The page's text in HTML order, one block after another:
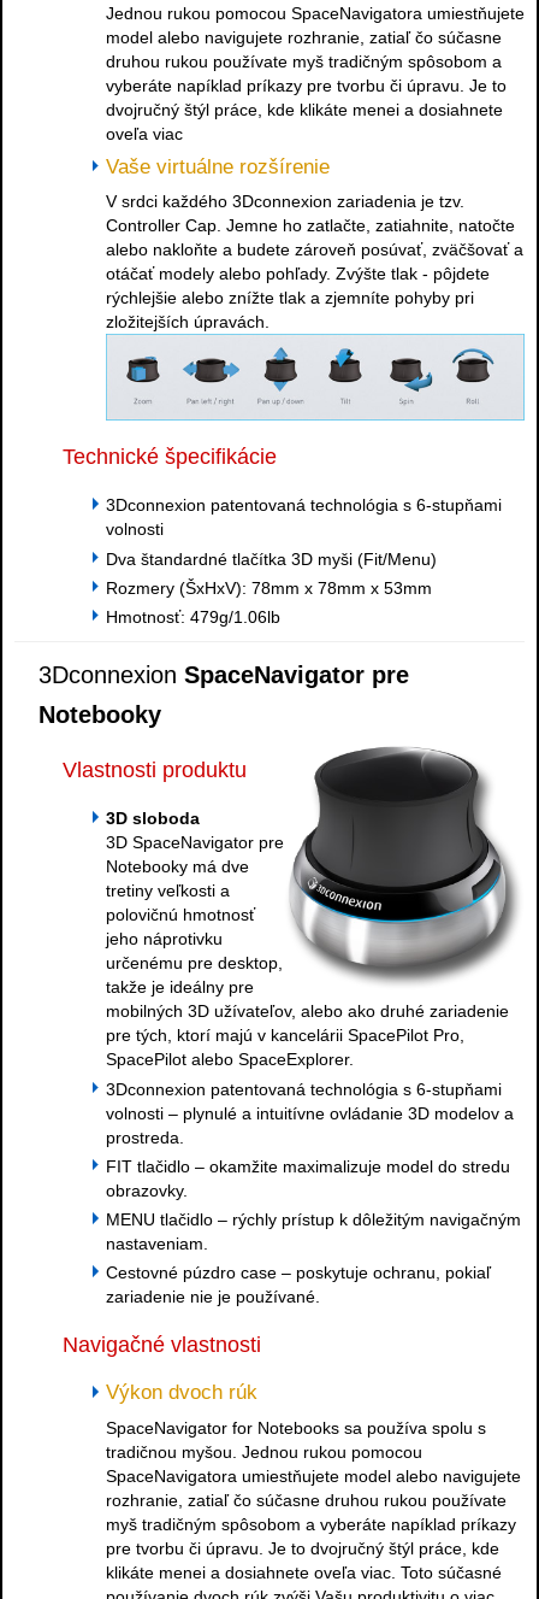
Jednou rukou pomocou SpaceNavigatora umiestňujete
model alebo navigujete rozhranie, zatiaľ čo súčasne
druhou rukou používate myš tradičným spôsobom a
vyberáte napíklad príkazy pre tvorbu či úpravu. Je to
dvojručný štýl práce, kde klikáte menei a dosiahnete
oveľa viac
Vaše virtuálne rozšírenie
V srdci každého 3Dconnexion zariadenia je tzv.
Controller Cap. Jemne ho zatlačte, zatiahnite, natočte
alebo nakloňte a budete zároveň posúvať, zväčšovať a
otáčať modely alebo pohľady. Zvýšte tlak - pôjdete
rýchlejšie alebo znížte tlak a zjemníte pohyby pri
zložitejších úpravách.
Technické špecifikácie
3Dconnexion patentovaná technológia s 6-stupňami
volnosti
Dva štandardné tlačítka 3D myši (Fit/Menu)
Rozmery (ŠxHxV): 78mm x 78mm x 53mm
Hmotnosť: 479g/1.06lb
3Dconnexion SpaceNavigator pre
Notebooky
Vlastnosti produktu
3D sloboda
3D SpaceNavigator pre
Notebooky má dve
tretiny veľkosti a
polovičnú hmotnosť
jeho náprotivku
určenému pre desktop,
takže je ideálny pre
mobilných 3D užívateľov, alebo ako druhé zariadenie
pre tých, ktorí majú v kancelárii SpacePilot Pro,
SpacePilot alebo SpaceExplorer.
3Dconnexion patentovaná technológia s 6-stupňami
volnosti – plynulé a intuitívne ovládanie 3D modelov a
prostreda.
FIT tlačidlo – okamžite maximalizuje model do stredu
obrazovky.
MENU tlačidlo – rýchly prístup k dôležitým navigačným
nastaveniam.
Cestovné púzdro case – poskytuje ochranu, pokiaľ
zariadenie nie je používané.
Navigačné vlastnosti
Výkon dvoch rúk
SpaceNavigator for Notebooks sa používa spolu s
tradičnou myšou. Jednou rukou pomocou
SpaceNavigatora umiestňujete model alebo navigujete
rozhranie, zatiaľ čo súčasne druhou rukou používate
myš tradičným spôsobom a vyberáte napíklad príkazy
pre tvorbu či úpravu. Je to dvojručný štýl práce, kde
klikáte menei a dosiahnete oveľa viac. Toto súčasné